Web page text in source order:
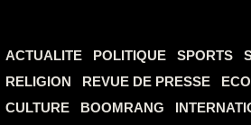
ACTUALITE POLITIQUE SPORTS
RELIGION
REVUE DE PRESSE
CULTURE
BOOMRANG